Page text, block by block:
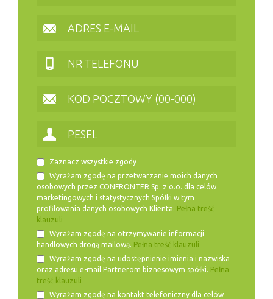
Zaznacz wszystkie zgody
Wyrażam zgodę na przetwarzanie moich danych
osobowych przez CONFRONTER Sp. z o.o. dla celów
marketingowych i statystycznych Spółki w tym
profilowania danych osobowych Klienta. Pełna treść
klauzuli
Wyrażam zgodę na otrzymywanie informacji
handlowych drogą mailową. Pełna treść klauzuli
Wyrażam zgodę na udostępnienie imienia i nazwiska
oraz adresu e-mail Partnerom biznesowym spółki. Pełna
treść klauzuli
Wyrażam zgodę na kontakt telefoniczny dla celów